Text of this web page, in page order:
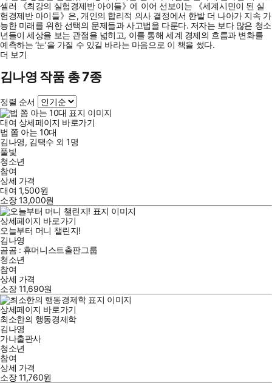
셀러 《최강의 실험경제반 아이들》에 이어 선보이는 《세계시민이 된 실
험경제반 아이들》은, 개인의 합리적 의사 결정에서 한발 더 나아가 지속 가
능한 미래를 위한 선택의 문제들과 사고법을 다룬다. 저자는 보다 많은 청소
년들이 세상을 보는 관점을 넓히고, 이를 통해 세계 경제의 흐름과 변화를
예측하는 ‘눈’을 가질 수 있길 바라는 마음으로 이 책을 썼다.
더 보기
김나영 작품 총 7종
정렬 순서
대여 상세페이지 바로가기
법 쫌 아는 10대
김나영, 김택수 외1명
풀빛
청소년
참여
상세 가격
대여 1,500원
소장13,000원
상세페이지 바로가기
오늘부터 머니 챌린지!
김나영
곰곰 : 휴머니스트출판그룹
청소년
참여
상세 가격
소장11,690원
상세페이지 바로가기
최소한의 행동경제학
김나영
가나출판사
청소년
참여
상세 가격
소장11,760원